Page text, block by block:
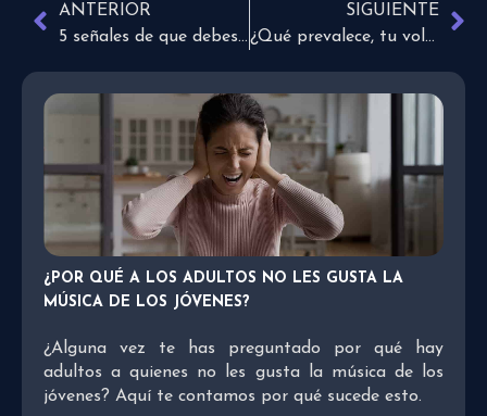
ANTERIOR
5 señales de que debes volver a tu primer amor con Dios
SIGUIENTE
¿Qué prevalece, tu voluntad o la de Dios?
¿POR QUÉ A LOS ADULTOS NO LES GUSTA LA
MÚSICA DE LOS JÓVENES?
¿Alguna vez te has preguntado por qué hay
adultos a quienes no les gusta la música de los
jóvenes? Aquí te contamos por qué sucede esto.